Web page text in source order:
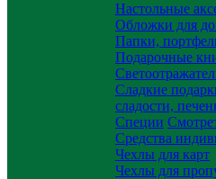
Настольные
Обложки для
Папки,
Подарочные
Сладкие
сладости,
Специи
Средства
Чехлы для карт
Чехлы для